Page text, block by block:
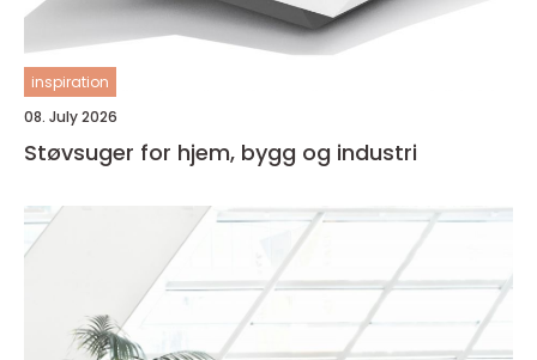
inspiration
08. July 2026
Støvsuger for hjem, bygg og industri